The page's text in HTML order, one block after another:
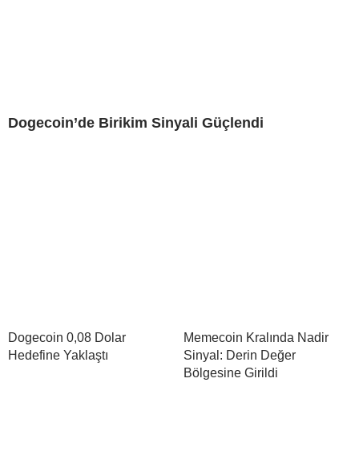
Dogecoin’de Birikim Sinyali Güçlendi
Dogecoin 0,08 Dolar
Hedefine Yaklaştı
Memecoin Kralında Nadir
Sinyal: Derin Değer
Bölgesine Girildi